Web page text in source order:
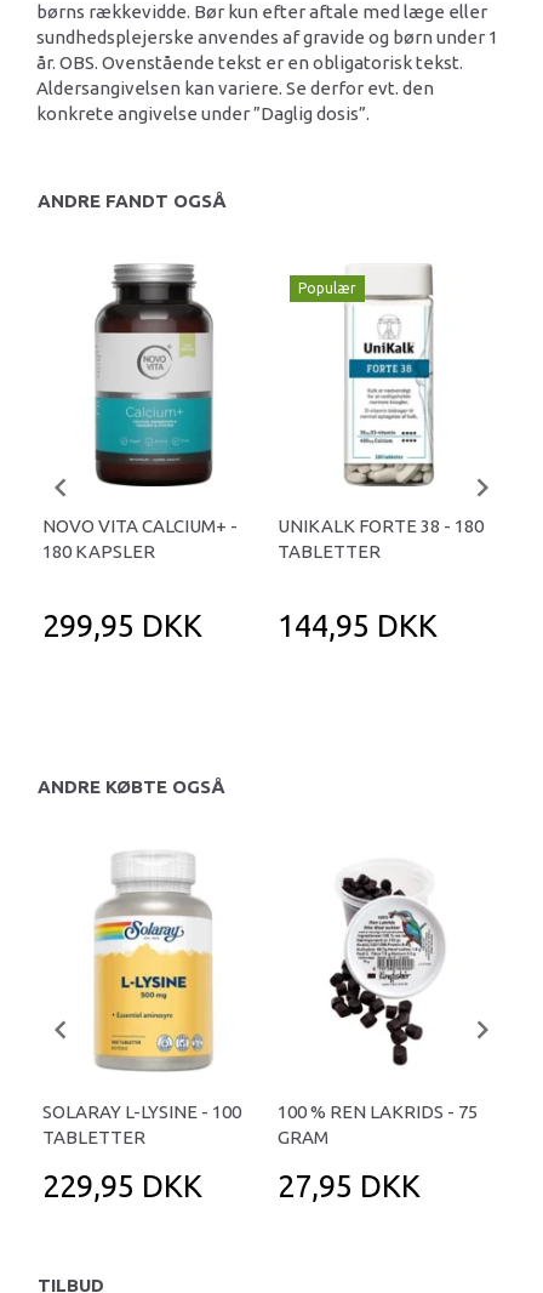
børns rækkevidde. Bør kun efter aftale med læge eller
sundhedsplejerske anvendes af gravide og børn under 1
år. OBS. Ovenstående tekst er en obligatorisk tekst.
Aldersangivelsen kan variere. Se derfor evt. den
konkrete angivelse under ”Daglig dosis”.
ANDRE FANDT OGSÅ
NOVO VITA CALCIUM+ -
180 KAPSLER
299,95 DKK
Populær
UNIKALK FORTE 38 - 180
TABLETTER
144,95 DKK
ANDRE KØBTE OGSÅ
SOLARAY L-LYSINE - 100
TABLETTER
229,95 DKK
100 % REN LAKRIDS - 75
GRAM
27,95 DKK
TILBUD